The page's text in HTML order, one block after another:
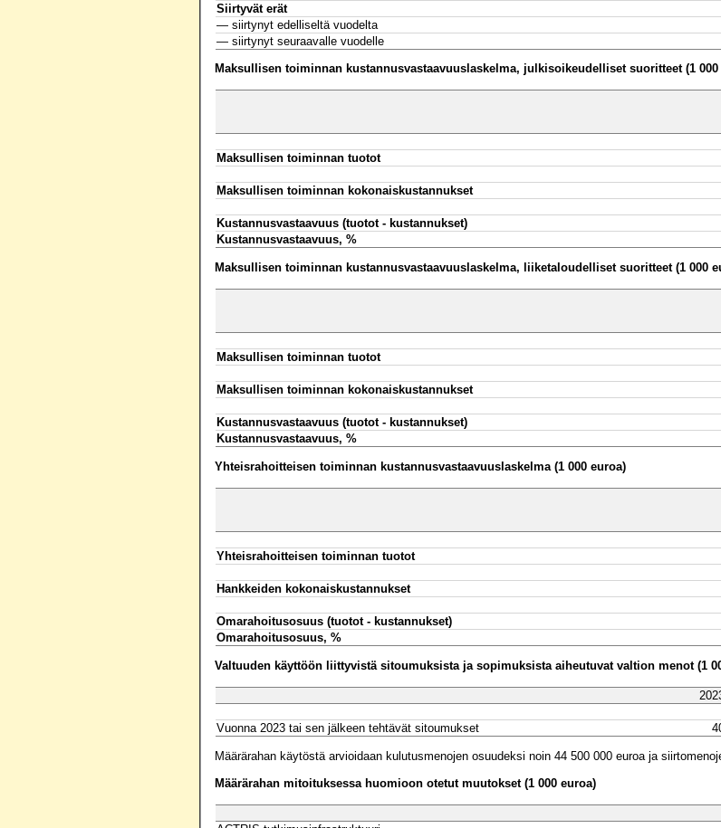
Siirtyvät erät
— siirtynyt edelliseltä vuodelta
— siirtynyt seuraavalle vuodelle
Maksullisen toiminnan kustannusvastaavuuslaskelma, julkisoikeudelliset suoritteet (1 000
Maksullisen toiminnan tuotot
Maksullisen toiminnan kokonaiskustannukset
Kustannusvastaavuus (tuotot - kustannukset)
Kustannusvastaavuus, %
Maksullisen toiminnan kustannusvastaavuuslaskelma, liiketaloudelliset suoritteet (1 000
Maksullisen toiminnan tuotot
Maksullisen toiminnan kokonaiskustannukset
Kustannusvastaavuus (tuotot - kustannukset)
Kustannusvastaavuus, %
Yhteisrahoitteisen toiminnan kustannusvastaavuuslaskelma (1 000 euroa)
Yhteisrahoitteisen toiminnan tuotot
Hankkeiden kokonaiskustannukset
Omarahoitusosuus (tuotot - kustannukset)
Omarahoitusosuus, %
Valtuuden käyttöön liittyvistä sitoumuksista ja sopimuksista aiheutuvat valtion menot (1
Vuonna 2023 tai sen jälkeen tehtävät sitoumukset
Määrärahan käytöstä arvioidaan kulutusmenojen osuudeksi noin 44 500 000 euroa ja
Määrärahan mitoituksessa huomioon otetut muutokset (1 000 euroa)